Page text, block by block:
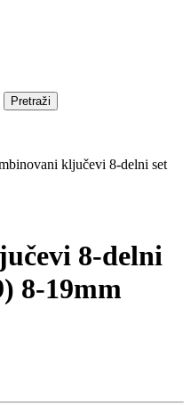
Pretraži
ključevi 8-delni set
8-delni
8-19mm